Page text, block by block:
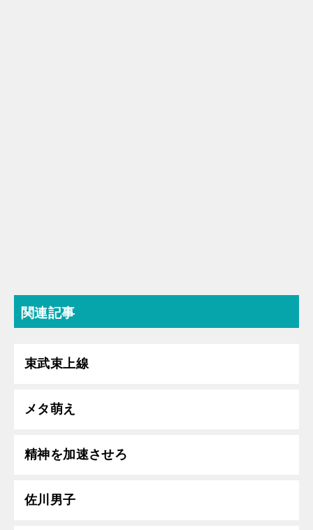
関連記事
束武束上線
メタ萌え
精神を加速させろ
佐川男子